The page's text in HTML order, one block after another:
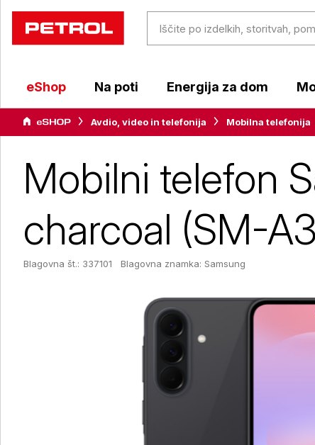
eShop Na poti Energija za dom
Avdio, video in telefonija Mobilna telefonija
Mobilni telefon
charcoal (SM-
Blagovna št.: 337101 Blagovna znamka: Samsung